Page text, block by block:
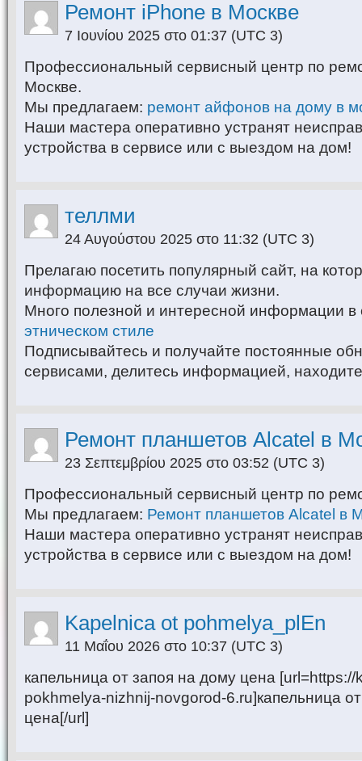
Ремонт iPhone в Москве
7 Ιουνίου 2025 στο 01:37 (UTC 3)
Профессиональный сервисный центр по
Москве.
Мы предлагаем: ремонт айфонов на дому в
Наши мастера оперативно устранят
устройства в сервисе или с выездом на дом!
теллми
24 Αυγούστου 2025 στο 11:32 (UTC 3)
Прелагаю посетить популярный сайт, на
информацию на все случаи жизни.
Много полезной и интересной информации в
этническом стиле
Подписывайтесь и получайте постоянные
сервисами, делитесь информацией,
Ремонт планшетов Alcatel в
23 Σεπτεμβρίου 2025 στο 03:52 (UTC 3)
Профессиональный сервисный центр по
Мы предлагаем: Ремонт планшетов Alcatel в
Наши мастера оперативно устранят
устройства в сервисе или с выездом на дом!
Kapelnica ot pohmelya_plEn
11 Μαΐου 2026 στο 10:37 (UTC 3)
капельница от запоя на дому цена
pokhmelya-nizhnij-novgorod-6.ru]капельница
цена[/url]